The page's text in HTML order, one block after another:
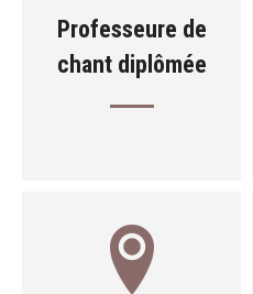
Professeure de
chant diplômée